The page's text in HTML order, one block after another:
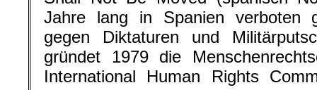
Jahre lang in Spanien verboten
gegen Diktaturen und
gründet 1979 die
International Human Rights